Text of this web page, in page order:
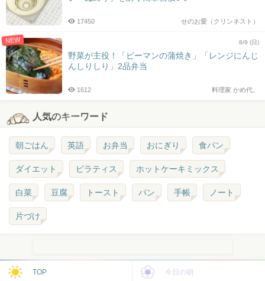
せのお愛（クリンネスト）
17450
NEW 8/9 (日)
野菜が主役！「ピーマンの蒲焼き」「レンジにんじ
んしりしり」2品弁当
料理家 かめ代。
1612
人気のキーワード
朝ごはん 英語 お弁当 おにぎり 食パン
ダイエット ピラティス ホットケーキミックス
白菜 豆腐 トースト パン 手帳 ノート
片づけ
TOP 今日の朝